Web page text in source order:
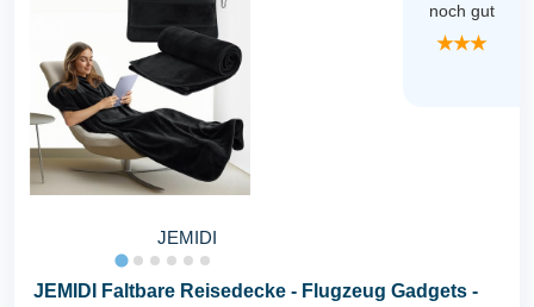
JEMIDI
noch gut
★★★
JEMIDI Faltbare Reisedecke - Flugzeug Gadgets -